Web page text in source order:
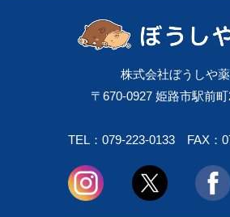
株式会社ぼうしや
〒670-0927 姫路市駅前
TEL：079-223-0133 FAX：